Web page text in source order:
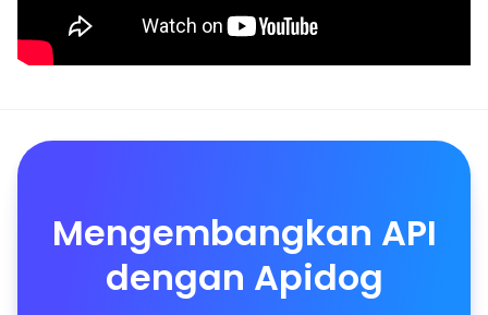
Mengembangkan API
dengan Apidog